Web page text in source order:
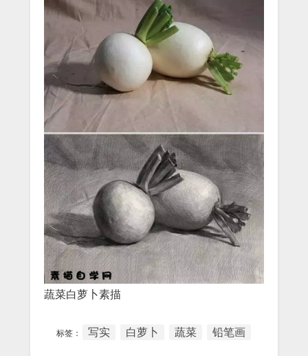
蔬菜白萝卜素描
标签： 写实 白萝卜 蔬菜 铅笔画